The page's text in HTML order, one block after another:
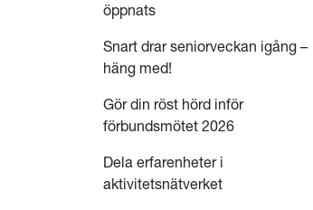
öppnats
Snart drar seniorveckan igång –
häng med!
Gör din röst hörd inför
förbundsmötet 2026
Dela erfarenheter i
aktivitetsnätverket